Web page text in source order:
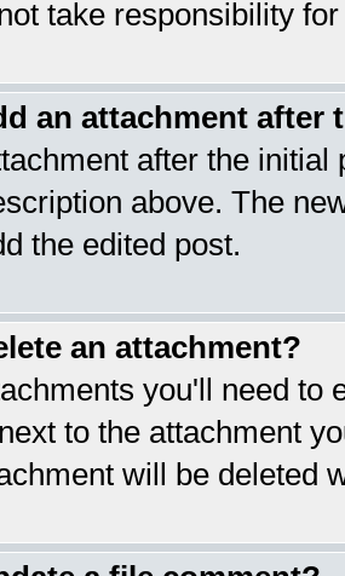
take responsibility
an attachment after
after the
above. The
the edited post.
an attachment?
you'll need
to the attachment
will be deleted